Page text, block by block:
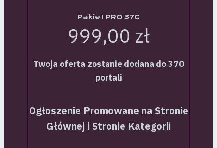
Pakiet PRO 370
999,00 zł
Twoja oferta zostanie dodana do 370
portali
Ogłoszenie Promowane na Stronie
Głównej i Stronie Kategorii